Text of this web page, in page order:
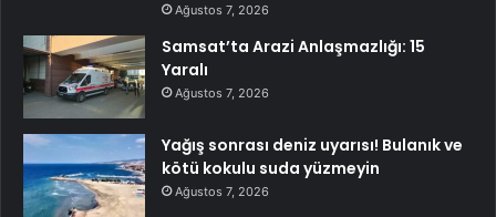
Ağustos 7, 2026
Samsat’ta Arazi Anlaşmazlığı: 15
Yaralı
Ağustos 7, 2026
Yağış sonrası deniz uyarısı! Bulanık ve
kötü kokulu suda yüzmeyin
Ağustos 7, 2026